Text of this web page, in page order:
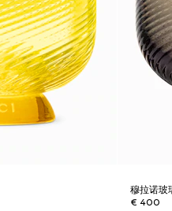
穆拉诺玻
€ 400